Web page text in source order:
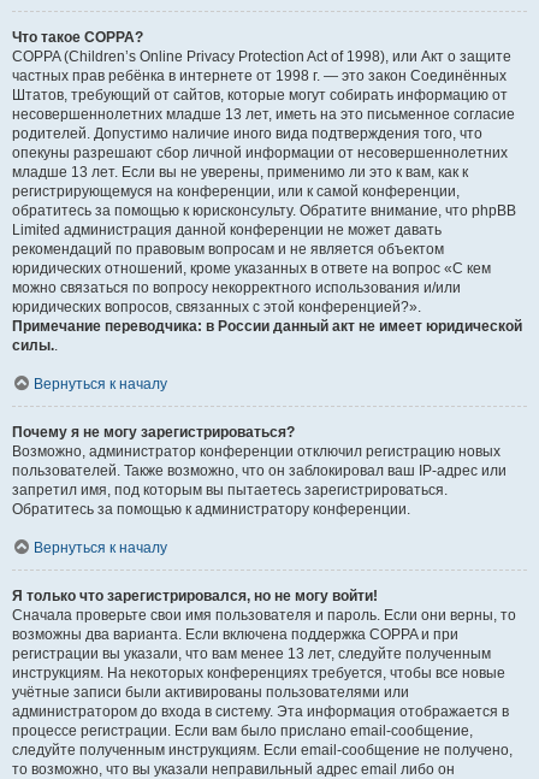
Что такое COPPA?
COPPA (Children’s Online Privacy Protection Act of 1998), или Акт о защите
частных прав ребёнка в интернете от 1998 г. — это закон Соединённых
Штатов, требующий от сайтов, которые могут собирать информацию от
несовершеннолетних младше 13 лет, иметь на это письменное согласие
родителей. Допустимо наличие иного вида подтверждения того, что
опекуны разрешают сбор личной информации от несовершеннолетних
младше 13 лет. Если вы не уверены, применимо ли это к вам, как к
регистрирующемуся на конференции, или к самой конференции,
обратитесь за помощью к юрисконсульту. Обратите внимание, что phpBB
Limited администрация данной конференции не может давать
рекомендаций по правовым вопросам и не является объектом
юридических отношений, кроме указанных в ответе на вопрос «С кем
можно связаться по вопросу некорректного использования и/или
юридических вопросов, связанных с этой конференцией?».
Примечание переводчика: в России данный акт не имеет юридической
силы..
Вернуться к началу
Почему я не могу зарегистрироваться?
Возможно, администратор конференции отключил регистрацию новых
пользователей. Также возможно, что он заблокировал ваш IP-адрес или
запретил имя, под которым вы пытаетесь зарегистрироваться.
Обратитесь за помощью к администратору конференции.
Вернуться к началу
Я только что зарегистрировался, но не могу войти!
Сначала проверьте свои имя пользователя и пароль. Если они верны, то
возможны два варианта. Если включена поддержка COPPA и при
регистрации вы указали, что вам менее 13 лет, следуйте полученным
инструкциям. На некоторых конференциях требуется, чтобы все новые
учётные записи были активированы пользователями или
администратором до входа в систему. Эта информация отображается в
процессе регистрации. Если вам было прислано email-сообщение,
следуйте полученным инструкциям. Если email-сообщение не получено,
то возможно, что вы указали неправильный адрес email либо он